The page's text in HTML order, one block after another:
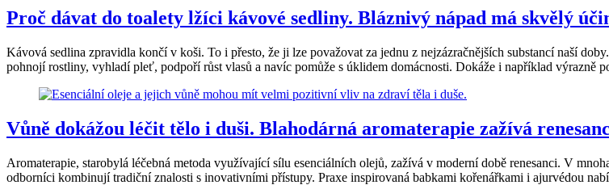
Proč dávat do toalety lžíci kávové sedliny. Bláznivý nápad má skvělý
Kávová sedlina zpravidla končí v koši. To i přesto, že ji lze považovat za jednu z nejzázračnějších substancí naší
pohnojí rostliny, vyhladí pleť, podpoří růst vlasů a navíc pomůže s úklidem domácnosti. Dokáže i například výrazně
Vůně dokážou léčit tělo i duši. Blahodárná aromaterapie zažívá
Aromaterapie, starobylá léčebná metoda využívající sílu esenciálních olejů, zažívá v moderní době renesanci. V
odborníci kombinují tradiční znalosti s inovativními přístupy. Praxe inspirovaná babkami kořenářkami i ajurvédou